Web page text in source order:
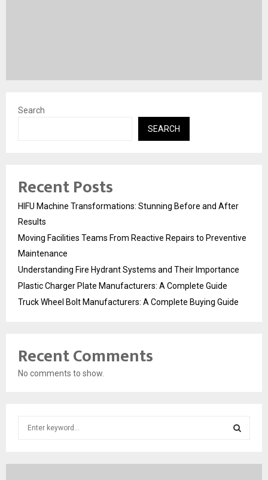
Search
SEARCH
Recent Posts
HIFU Machine Transformations: Stunning Before and After
Results
Moving Facilities Teams From Reactive Repairs to Preventive
Maintenance
Understanding Fire Hydrant Systems and Their Importance
Plastic Charger Plate Manufacturers: A Complete Guide
Truck Wheel Bolt Manufacturers: A Complete Buying Guide
Recent Comments
No comments to show.